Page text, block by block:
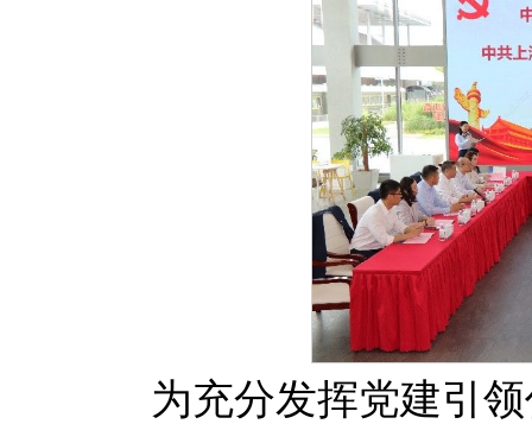
为充分发挥党建引